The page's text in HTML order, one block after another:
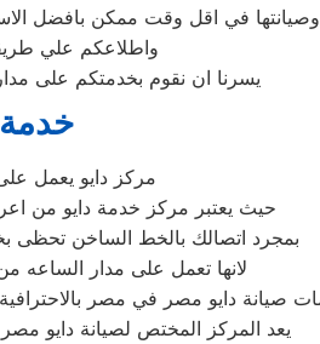
وصيانتها في اقل وقت ممكن بافضل
واطلاعكم علي
يسرنا ان نقوم بخدمتكم على
خدمة
مركز دايو يعمل
حيث يعتبر مركز خدمة دايو من
بمجرد اتصالك بالخط الساخن تحظى
لانها تعمل على مدار الساعه
يعد المركز المختص لصيانة دايو